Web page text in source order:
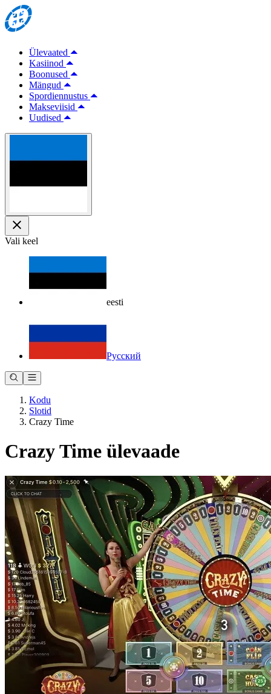
Ülevaated
Kasiinod
Boonused
Mängud
Spordiennustus
Makseviisid
Uudised
Vali keel
eesti
Русский
Kodu
Slotid
Crazy Time
Crazy Time ülevaade